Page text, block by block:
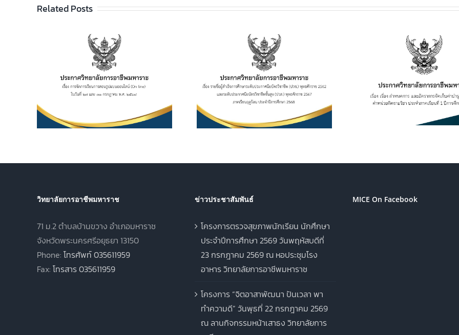
Related Posts
ประกาศวิทยาลัยฯ เรื่อง
รายชื่อผู้สำเร็จการศึกษา
ระดับประกาศนียบัตร
วิชาชีพ (ปวช.) พุทธศักราช
2562 และระดับ
ประกาศนียบัตรวิชาชีพชั้น
สูง (ปวส.) พุทธศักราช
2567 ภาคเรียนฤดูร้อน
ประกาศวิทยาลัยฯ เรื่อง
เรื่อง กำหนดการ และอัตรา
การจัดเก็บค่าบำรุงการ
ศึกษา ค่าหน่วยกิตรายวิชา
ประจำภาคเรียนที่ 1 ปีการ
ศึกษา 2569
ประกาศวิทยา
การเปิดประมูล
เพื่อจำหน่ายอ
เครื่องดื่ม ในวิ
อาชีพมหาราช ป
ศึกษา
วิทยาลัยการอาชีพมหาราช
71 ม.2 ตำบลบ้านขวาง อำเภอมหาราช
จังหวัดพระนครศรีอยุธยา 13150
Phone: โทรศัพท์ 035611959
Fax: โทรสาร 035611959
ข่าวประชาสัมพันธ์
โครงการตรวจสุขภาพนักเรียน นักศึกษา
ประจำปีการศึกษา 2569 วันพฤหัสบดีที่
23 กรกฎาคม 2569 ณ หอประชุมโรง
อาหาร วิทยาลัยการอาชีพมหาราช
โครงการ “จิตอาสาพัฒนา ปันเวลา พา
ทำความดี” วันพุธที่ 22 กรกฎาคม 2569
ณ ลานกิจกรรมหน้าเสาธง วิทยาลัยการ
MICE On Facebook